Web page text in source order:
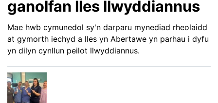
ganolfan lles llwyddiannus
Mae hwb cymunedol sy'n darparu mynediad rheolaidd
at gymorth iechyd a lles yn Abertawe yn parhau i dyfu
yn dilyn cynllun peilot llwyddiannus.